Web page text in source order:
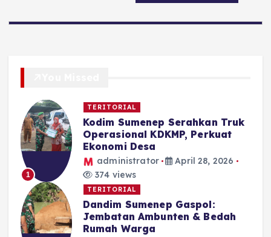
1
TERITORIAL
Kodim Sumenep Serahkan Truk
Operasional KDKMP, Perkuat
Ekonomi Desa
administrator
April 28, 2026
374 views
TERITORIAL
Dandim Sumenep Gaspol:
Jembatan Ambunten & Bedah
Rumah Warga